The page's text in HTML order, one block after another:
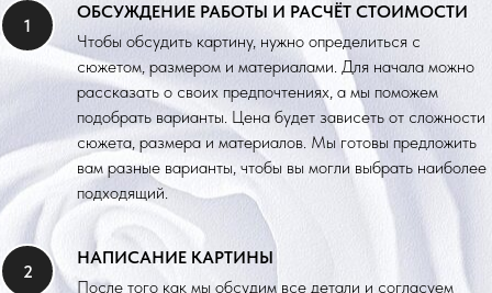
ОБСУЖДЕНИЕ РАБОТЫ И РАСЧЁТ СТОИМОСТИ
Чтобы обсудить картину, нужно определиться с
сюжетом, размером и материалами. Для начала можно
рассказать о своих предпочтениях, а мы поможем
подобрать варианты. Цена будет зависеть от сложности
сюжета, размера и материалов. Мы готовы предложить
вам разные варианты, чтобы вы могли выбрать наиболее
подходящий.
НАПИСАНИЕ КАРТИНЫ
После того как мы обсудим все детали и согласуем